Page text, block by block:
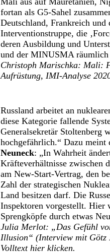
fortan als G5-Sahel
Deutschland, Frankreich und
Interventionstruppe, die
deren Ausbildung und
und der MINUSMA
Christoph Marischka: Mali:
Aufrüstung, IMI-Analyse
Russland arbeitet an
diese Kategorie fallende
Generalsekretär Stoltenberg
hochgefährlich.“ Dazu
Neuneck: „In Wahrheit
Kräfteverhältnisse zwischen
am New-Start-Vertrag, den
Zahl der strategischen
Land besitzen darf. Die
Inspektoren vorgestellt. Hier
Sprengköpfe durch etwas
Julia Merlot: „Das Gefühl
Illusion“ (Interview mit Götz
Volltext hier klicken.